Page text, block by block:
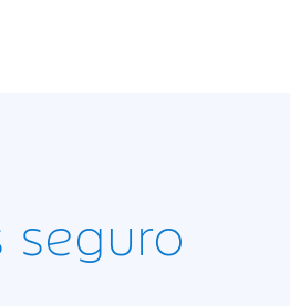
seguro